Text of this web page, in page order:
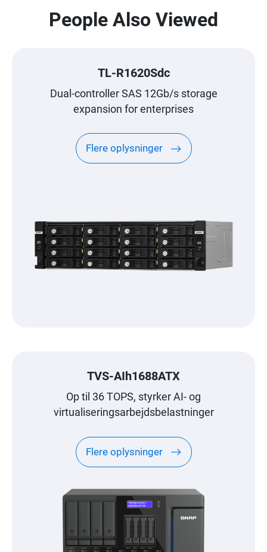
People Also Viewed
TL-R1620Sdc
Dual-controller SAS 12Gb/s storage
expansion for enterprises
Flere oplysninger
TVS-AIh1688ATX
Op til 36 TOPS, styrker AI- og
virtualiseringsarbejdsbelastninger
Flere oplysninger